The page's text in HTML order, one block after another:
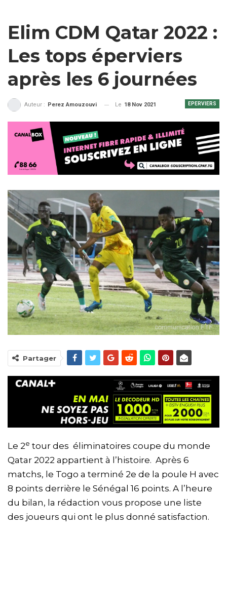
Elim CDM Qatar 2022 :
Les tops éperviers
après les 6 journées
EPERVIERS
Auteur : Perez Amouzouvi Le 18 Nov 2021
Partager
Le 2e tour des éliminatoires coupe du monde
Qatar 2022 appartient à l’histoire. Après 6
matchs, le Togo a terminé 2e de la poule H avec
8 points derrière le Sénégal 16 points. A l’heure
du bilan, la rédaction vous propose une liste
des joueurs qui ont le plus donné satisfaction.